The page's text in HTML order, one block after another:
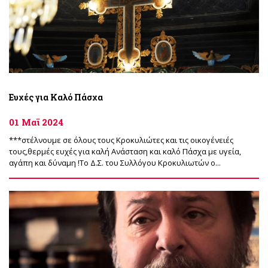
Ευχές για Καλό Πάσχα
01 Μαϊ 2024
***στέλνουμε σε όλους τους Κροκυλιώτες και τις οικογένειές
τους,θερμές ευχές για καλή Ανάσταση και καλό Πάσχα με υγεία,
αγάπη και δύναμη !Το Δ.Σ. του Συλλόγου Κροκυλιωτών ο...